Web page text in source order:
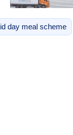
day meal scheme